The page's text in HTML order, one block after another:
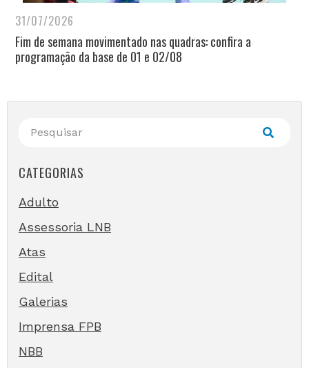
31/07/2026
Fim de semana movimentado nas quadras: confira a
programação da base de 01 e 02/08
CATEGORIAS
Adulto
Assessoria LNB
Atas
Edital
Galerias
Imprensa FPB
NBB